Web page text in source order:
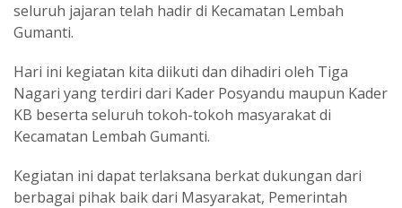
seluruh jajaran telah hadir di Kecamatan Lembah
Gumanti.
Hari ini kegiatan kita diikuti dan dihadiri oleh Tiga
Nagari yang terdiri dari Kader Posyandu maupun Kader
KB beserta seluruh tokoh-tokoh masyarakat di
Kecamatan Lembah Gumanti.
Kegiatan ini dapat terlaksana berkat dukungan dari
berbagai pihak baik dari Masyarakat, Pemerintah